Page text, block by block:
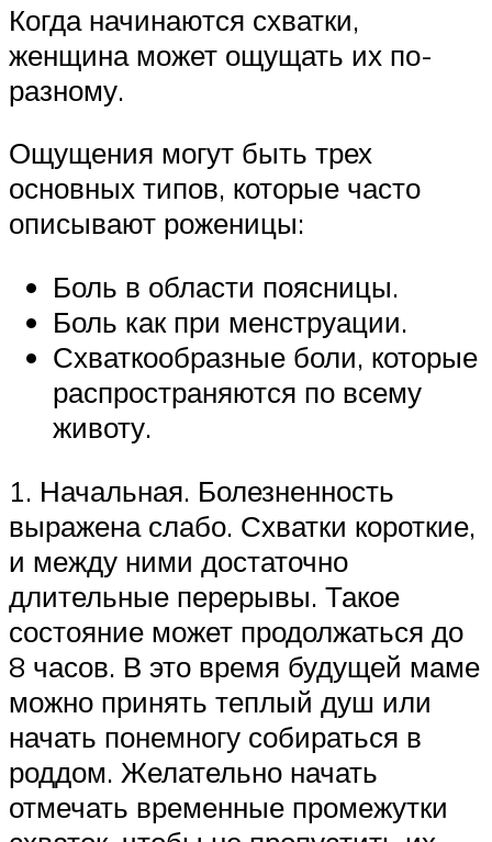
Когда начинаются схватки,
женщина может ощущать их по-
разному.
Ощущения могут быть трех
основных типов, которые часто
описывают роженицы:
Боль в области поясницы.
Боль как при менструации.
Схваткообразные боли, которые
распространяются по всему
животу.
1. Начальная. Болезненность
выражена слабо. Схватки короткие,
и между ними достаточно
длительные перерывы. Такое
состояние может продолжаться до
8 часов. В это время будущей маме
можно принять теплый душ или
начать понемногу собираться в
роддом. Желательно начать
отмечать временные промежутки